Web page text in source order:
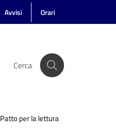
Avvisi Orari
Cerca
Patto per la lettura